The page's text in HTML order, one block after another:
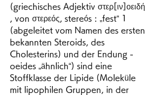
(griechisches Adjektiv στερ[ιν]οειδή
, von στερεός, stereós : „fest“ 1
(abgeleitet vom Namen des ersten
bekannten Steroids, des
Cholesterins) und der Endung -
oeides „ähnlich“) sind eine
Stoffklasse der Lipide (Moleküle
mit lipophilen Gruppen, in der